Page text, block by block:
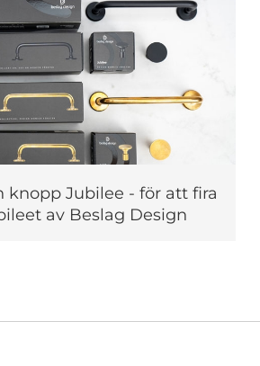
knopp Jubilee - för att fira
av Beslag Design